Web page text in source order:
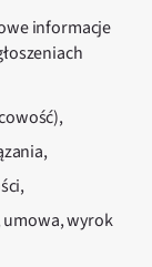
informacje
umowa, wyrok